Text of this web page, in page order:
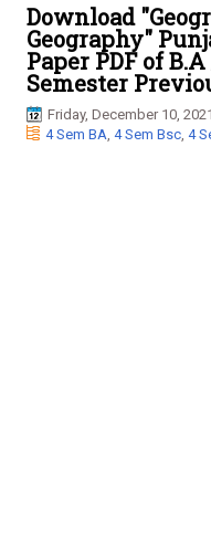
Download
Geography"
Paper PDF of
Semester
Friday, December 10, 2021
4 Sem BA, 4 Sem Bsc, 4